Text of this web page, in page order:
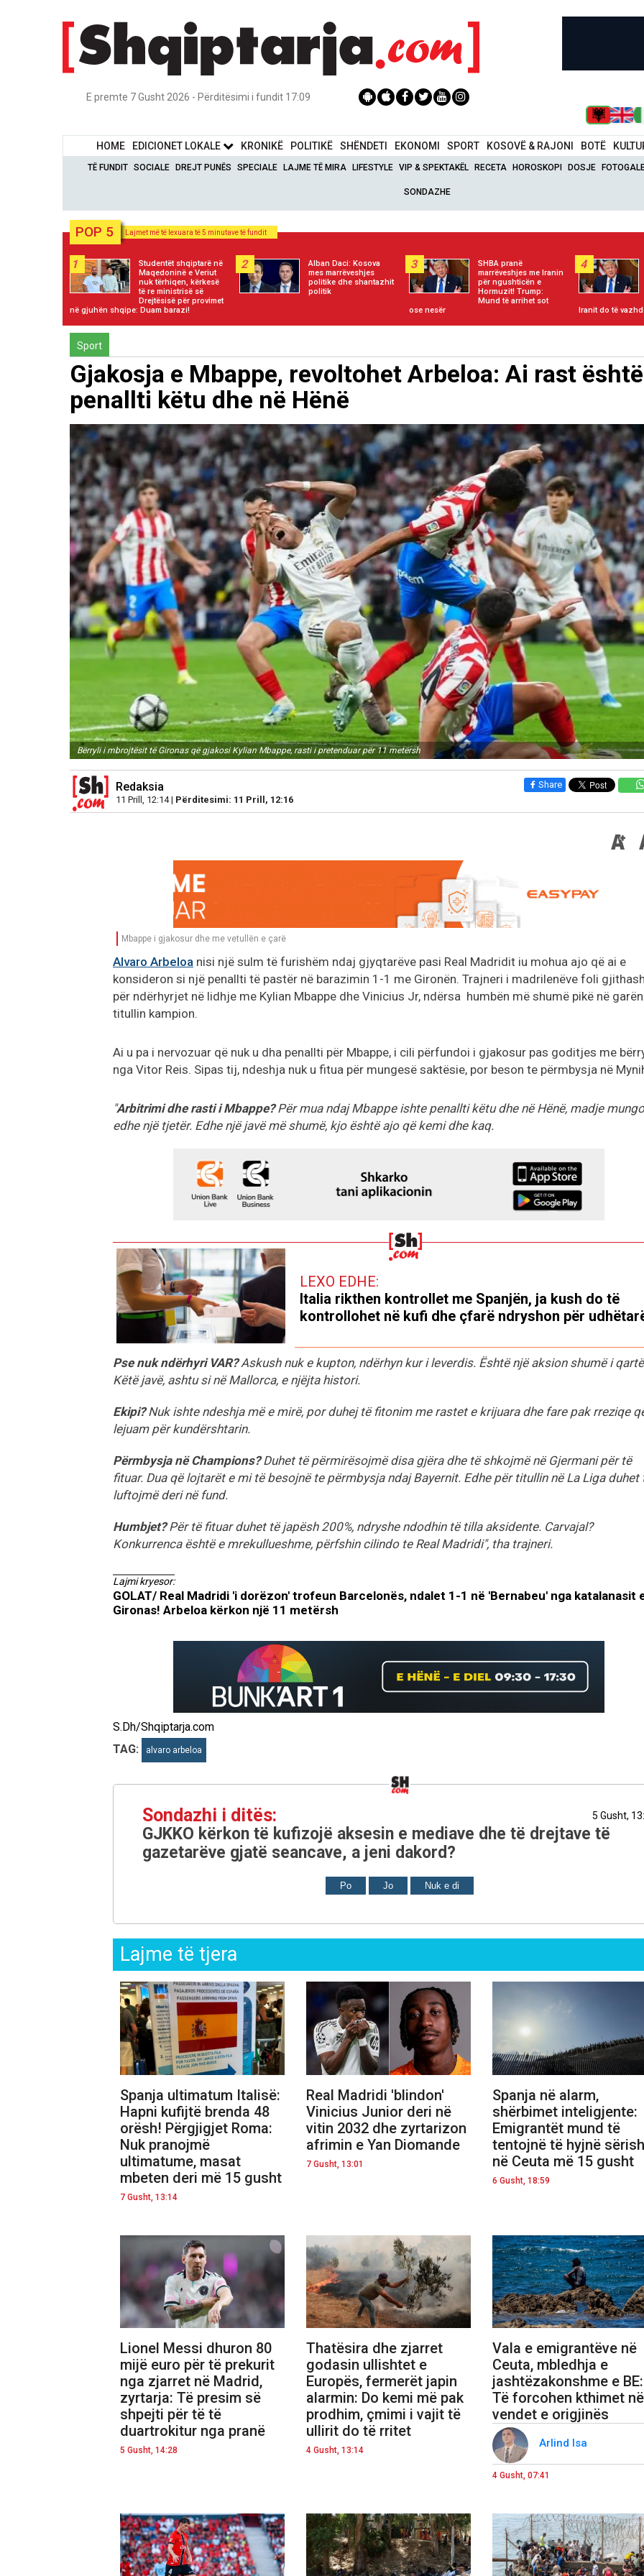
E premte 7 Gusht 2026 - Përditësimi i fundit 17:09
HOME EDICIONET LOKALE KRONIKË POLITIKË SHËNDETI EKONOMI SPORT KOSOVË & RAJONI BOTË
TË FUNDIT SOCIALE DREJT PUNËS SPECIALE LAJME TË MIRA LIFESTYLE VIP & SPEKTAKËL RECETA HOROSKOPI DOSJE
SONDAZHE
POP 5 Lajmet më të lexuara të 5 minutave të fundit
1
Studentët shqiptarë në
Maqedoninë e Veriut
nuk tërhiqen, kërkesë
të re ministrisë së
Drejtësisë për provimet
në gjuhën shqipe: Duam barazi!
2
Alban Daci: Kosova
mes marrëveshjes
politike dhe shantazhit
politik
3
SHBA pranë
marrëveshjes me Iranin
për ngushticën e
Hormuzit! Trump:
Mund të arrihet sot
ose nesër
4
Iranit do të
Sport
Gjakosja e Mbappe, revoltohet Arbeloa: Ai rast është
penallti këtu dhe në Hënë
Bërryli i mbrojtësit të Gironas që gjakosi Kylian Mbappe, rasti i pretenduar për 11 metërsh
Redaksia
11 Prill, 12:14 | Përditesimi: 11 Prill, 12:16
Share
Mbappe i gjakosur dhe me vetullën e çarë
Alvaro Arbeloa nisi një sulm të furishëm ndaj gjyqtarëve pasi Real Madridit iu mohua ajo që ai e
konsideron si një penallti të pastër në barazimin 1-1 me Gironën. Trajneri i madrilenëve foli
për ndërhyrjet në lidhje me Kylian Mbappe dhe Vinicius Jr, ndërsa humbën më shumë pikë në
titullin kampion.
Ai u pa i nervozuar që nuk u dha penallti për Mbappe, i cili përfundoi i gjakosur pas goditjes me
nga Vitor Reis. Sipas tij, ndeshja nuk u fitua për mungesë saktësie, por beson te përmbysja në
"Arbitrimi dhe rasti i Mbappe?Për mua ndaj Mbappe ishte penallti këtu dhe në Hënë, madje
edhe një tjetër. Edhe një javë më shumë, kjo është ajo që kemi dhe kaq.
LEXO EDHE:
Italia rikthen kontrollet me Spanjën, ja kush do të
kontrollohet në kufi dhe çfarë ndryshon për
Pse nuk ndërhyri VAR?Askush nuk e kupton, ndërhyn kur i leverdis. Është një aksion shumë i
Këtë javë, ashtu si në Mallorca, e njëjta histori.
Ekipi?Nuk ishte ndeshja më e mirë, por duhej të fitonim me rastet e krijuara dhe fare pak rreziqe
lejuam për kundërshtarin.
Përmbysja në Champions?Duhet të përmirësojmë disa gjëra dhe të shkojmë në Gjermani për të
fituar. Dua që lojtarët e mi të besojnë te përmbysja ndaj Bayernit. Edhe për titullin në La Liga duhet
luftojmë deri në fund.
Humbjet?Për të fituar duhet të japësh 200%, ndryshe ndodhin të tilla aksidente. Carvajal?
Konkurrenca është e mrekullueshme, përfshin cilindo te Real Madridi", tha trajneri.
Lajmi kryesor:
GOLAT/ Real Madridi 'i dorëzon' trofeun Barcelonës, ndalet 1-1 në 'Bernabeu' nga katalanasit
Gironas! Arbeloa kërkon një 11 metërsh
S.Dh/Shqiptarja.com
TAG:
alvaro arbeloa
Sondazhi i ditës: 5 Gusht,
GJKKO kërkon të kufizojë aksesin e mediave dhe të drejtave të
gazetarëve gjatë seancave, a jeni dakord?
Po Jo Nuk e di
Lajme të tjera
Spanja ultimatum Italisë:
Hapni kufijtë brenda 48
orësh! Përgjigjet Roma:
Nuk pranojmë
ultimatume, masat
mbeten deri më 15 gusht
7 Gusht, 13:14
Real Madridi 'blindon'
Vinicius Junior deri në
vitin 2032 dhe zyrtarizon
afrimin e Yan Diomande
7 Gusht, 13:01
Spanja në alarm,
shërbimet inteligjente:
Emigrantët mund të
tentojnë të hyjnë sërish
në Ceuta më 15 gusht
6 Gusht, 18:59
Lionel Messi dhuron 80
mijë euro për të prekurit
nga zjarret në Madrid,
zyrtarja: Të presim së
shpejti për të të
duartrokitur nga pranë
5 Gusht, 14:28
Thatësira dhe zjarret
godasin ullishtet e
Europës, fermerët japin
alarmin: Do kemi më pak
prodhim, çmimi i vajit të
ullirit do të rritet
4 Gusht, 13:14
Vala e emigrantëve në
Ceuta, mbledhja e
jashtëzakonshme e BE:
Të forcohen kthimet në
vendet e origjinës
Arlind Isa
4 Gusht, 07:41